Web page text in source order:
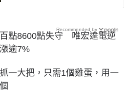
點8600點失守 唯宏達電逆
逾7%
一大把，只需1個雞蛋，用一
Recommended by